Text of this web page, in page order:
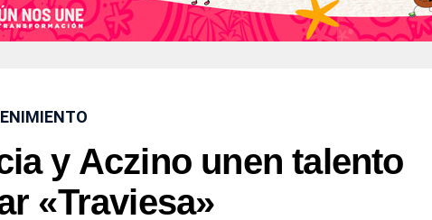
y Aczino unen talento
«Traviesa»